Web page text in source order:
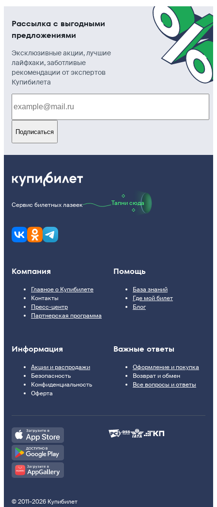
Рассылка с выгодными
предложениями
Эксклюзивные акции, лучшие
лайфхаки, заботливые
рекомендации от экспертов
Купибилета
Подписаться
Сервис билетных лазеек Тапни сюда
Компания
Главное о Купибилете
Контакты
Пресс-центр
Партнерская программа
Помощь
База знаний
Где мой билет
Блог
Информация
Акции и распродажи
Безопасность
Конфиденциальность
Оферта
Важные ответы
Оформление и покупка
Возврат и обмен
Все вопросы и ответы
© 2011–2026 Купибилет